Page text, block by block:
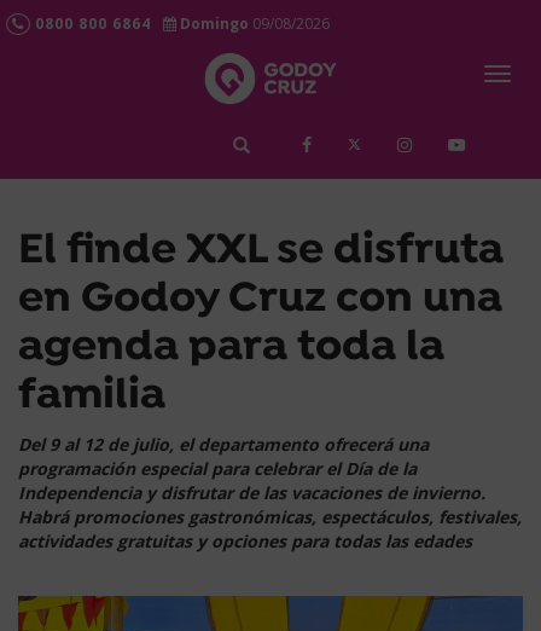
0800 800 6864 Domingo 09/08/2026
El finde XXL se disfruta
en Godoy Cruz con una
agenda para toda la
familia
Del 9 al 12 de julio, el departamento ofrecerá una
programación especial para celebrar el Día de la
Independencia y disfrutar de las vacaciones de invierno.
Habrá promociones gastronómicas, espectáculos, festivales,
actividades gratuitas y opciones para todas las edades